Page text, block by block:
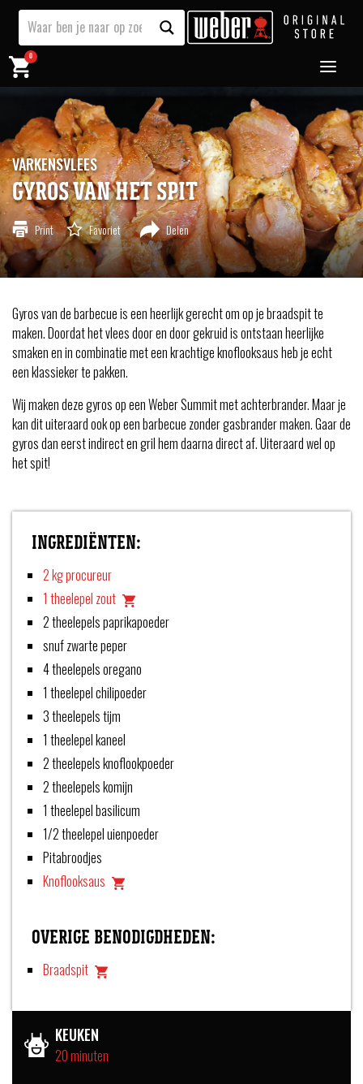
0
VARKENSVLEES
GYROS VAN HET SPIT
Print Favoriet Delen
Gyros van de barbecue is een heerlijk gerecht om op je braadspit te
maken. Doordat het vlees door en door gekruid is ontstaan heerlijke
smaken en in combinatie met een krachtige knoflooksaus heb je echt
een klassieker te pakken.
Wij maken deze gyros op een Weber Summit met achterbrander. Maar je
kan dit uiteraard ook op een barbecue zonder gasbrander maken. Gaar de
gyros dan eerst indirect en gril hem daarna direct af. Uiteraard wel op
het spit!
INGREDIËNTEN:
2 kg procureur
1 theelepel zout
2 theelepels paprikapoeder
snuf zwarte peper
4 theelepels oregano
1 theelepel chilipoeder
3 theelepels tijm
1 theelepel kaneel
2 theelepels knoflookpoeder
2 theelepels komijn
1 theelepel basilicum
1/2 theelepel uienpoeder
Pitabroodjes
Knoflooksaus
OVERIGE BENODIGDHEDEN:
Braadspit
KEUKEN
20 minuten